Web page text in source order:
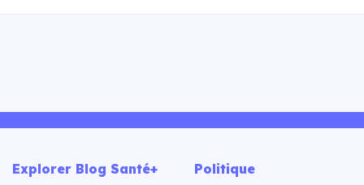
Explorer Blog Santé+ Politique